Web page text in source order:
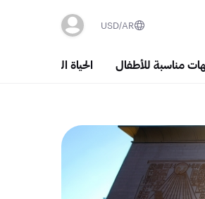
AR
USD
مناسبة للأطفال الحياة الليلية والسَهَر